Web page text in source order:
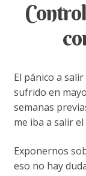
El pánico a
sufrido en
semanas
me iba a salir
Exponernos
eso no hay